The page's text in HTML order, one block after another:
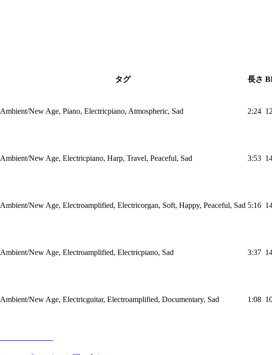
タグ 長さ
Ambient/New Age, Piano, Electricpiano, Atmospheric, Sad 2:24
Ambient/New Age, Electricpiano, Harp, Travel, Peaceful, Sad 3:53
Ambient/New Age, Electroamplified, Electricorgan, Soft, Happy, Peaceful, Sad 5:16
Ambient/New Age, Electroamplified, Electricpiano, Sad 3:37
Ambient/New Age, Electricguitar, Electroamplified, Documentary, Sad 1:08